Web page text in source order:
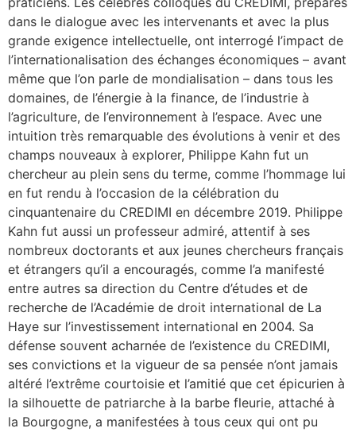
dans le dialogue avec les intervenants et avec la plus
grande exigence intellectuelle, ont interrogé l’impact de
l’internationalisation des échanges économiques – avant
même que l’on parle de mondialisation – dans tous les
domaines, de l’énergie à la finance, de l’industrie à
l’agriculture, de l’environnement à l’espace. Avec une
intuition très remarquable des évolutions à venir et des
champs nouveaux à explorer, Philippe Kahn fut un
chercheur au plein sens du terme, comme l’hommage lui
en fut rendu à l’occasion de la célébration du
cinquantenaire du CREDIMI en décembre 2019. Philippe
Kahn fut aussi un professeur admiré, attentif à ses
nombreux doctorants et aux jeunes chercheurs français
et étrangers qu’il a encouragés, comme l’a manifesté
entre autres sa direction du Centre d’études et de
recherche de l’Académie de droit international de La
Haye sur l’investissement international en 2004. Sa
défense souvent acharnée de l’existence du CREDIMI,
ses convictions et la vigueur de sa pensée n’ont jamais
altéré l’extrême courtoisie et l’amitié que cet épicurien à
la silhouette de patriarche à la barbe fleurie, attaché à
la Bourgogne, a manifestées à tous ceux qui ont pu